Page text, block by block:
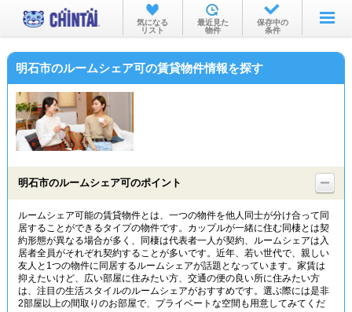
お部屋を探す
沿線・駅から
物件特集から
TOP
気になる
リスト
最近見た
物件
保存中の
条件
明石市のルームシェア可の賃貸物件情報を探す
明石市のルームシェア可のポイント
ルームシェア可能の賃貸物件とは、一つの物件を他人同士が分け合って同
居することができるタイプの物件です。カップルが一緒に住む同棲とは契
約形態が異なる場合が多く、同棲は代表者一人が契約、ルームシェアは入
居者全員がそれぞれ契約することが多いです。近年、若い世代で、親しい
友人と1つの物件に同居するルームシェアが話題となっています。家賃は
抑えたいけど、広い部屋に住みたい方、交通の便の良い所に住みたい方
は、注目の生活スタイルのルームシェアがおすすめです。選ぶ際には是非
2部屋以上の間取りのお部屋で、プライベートな空間も用意してみてくだ